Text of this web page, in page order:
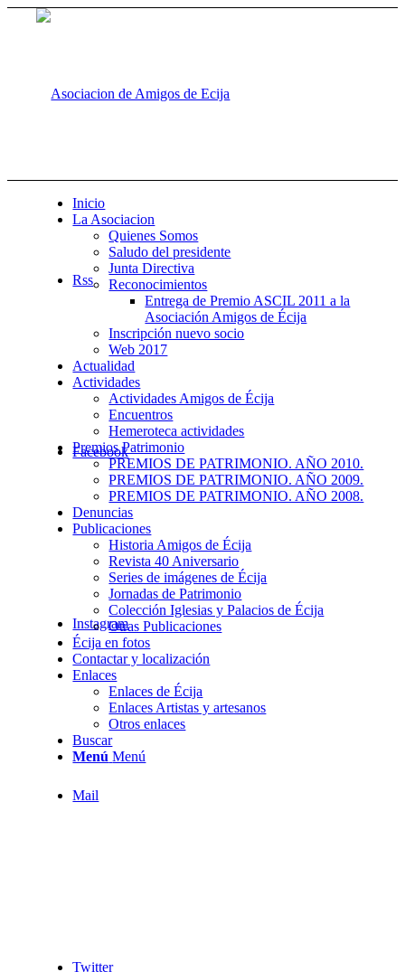
Rss
Facebook
Instagram
Mail
Twitter
Inicio
La Asociacion
Quienes Somos
Saludo del presidente
Junta Directiva
Reconocimientos
Entrega de Premio ASCIL 2011 a la
Asociación Amigos de Écija
Inscripción nuevo socio
Web 2017
Actualidad
Actividades
Actividades Amigos de Écija
Encuentros
Hemeroteca actividades
Premios Patrimonio
PREMIOS DE PATRIMONIO. AÑO 2010.
PREMIOS DE PATRIMONIO. AÑO 2009.
PREMIOS DE PATRIMONIO. AÑO 2008.
Denuncias
Publicaciones
Historia Amigos de Écija
Revista 40 Aniversario
Series de imágenes de Écija
Jornadas de Patrimonio
Colección Iglesias y Palacios de Écija
Otras Publicaciones
Écija en fotos
Contactar y localización
Enlaces
Enlaces de Écija
Enlaces Artistas y artesanos
Otros enlaces
Buscar
Menú Menú